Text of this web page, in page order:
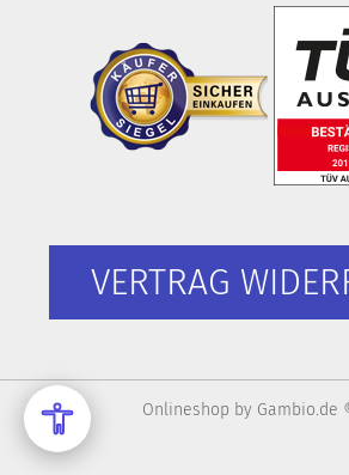
VERTRAG
Onlineshop by Gambio.de